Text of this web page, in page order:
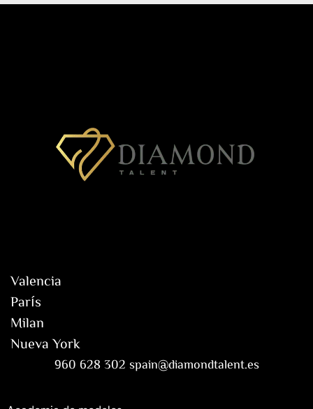
Valencia
París
Milan
Nueva York
960 628 302 spain@diamondtalent.es